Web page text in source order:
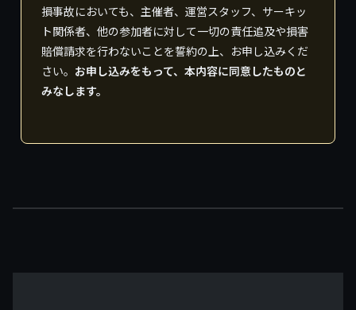
損事故においても、主催者、運営スタッフ、サーキッ
ト関係者、他の参加者に対して一切の責任追及や損害
賠償請求を行わないことを誓約の上、お申し込みくだ
さい。 お申し込みをもって、本内容に同意したものと
みなします。